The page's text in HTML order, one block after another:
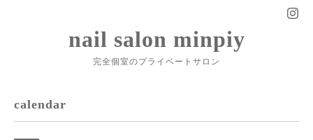
nail salon minpiy
完全個室のプライベートサロン
calendar